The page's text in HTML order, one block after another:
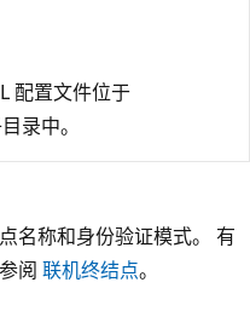
配置文件位于
录中。
名称和身份验证模式。 有
阅 联机终结点。